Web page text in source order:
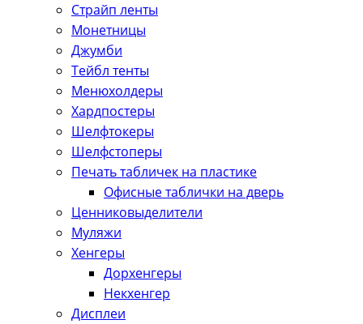
Страйп ленты
Монетницы
Джумби
Тейбл тенты
Менюхолдеры
Хардпостеры
Шелфтокеры
Шелфстоперы
Печать табличек на пластике
Офисные таблички на дверь
Ценниковыделители
Муляжи
Хенгеры
Дорхенгеры
Некхенгер
Дисплеи